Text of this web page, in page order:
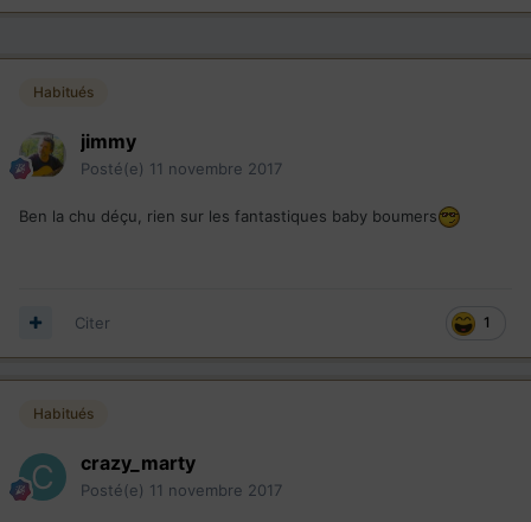
Habitués
jimmy
Posté(e) 11 novembre 2017
Ben la chu déçu, rien sur les fantastiques baby boumers
1
Citer
Habitués
crazy_marty
Posté(e) 11 novembre 2017